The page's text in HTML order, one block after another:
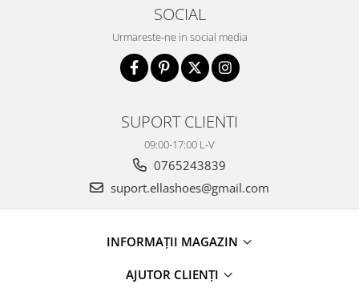
SOCIAL
Urmareste-ne in social media
SUPORT CLIENTI
09:00-17:00 L-V
0765243839
suport.ellashoes@gmail.com
INFORMAȚII MAGAZIN
AJUTOR CLIENȚI